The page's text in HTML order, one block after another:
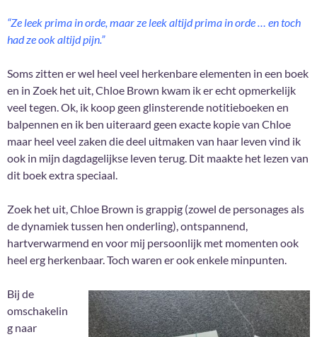
“Ze leek prima in orde, maar ze leek altijd prima in orde … en toch
had ze ook altijd pijn.”
Soms zitten er wel heel veel herkenbare elementen in een boek
en in Zoek het uit, Chloe Brown kwam ik er echt opmerkelijk
veel tegen. Ok, ik koop geen glinsterende notitieboeken en
balpennen en ik ben uiteraard geen exacte kopie van Chloe
maar heel veel zaken die deel uitmaken van haar leven vind ik
ook in mijn dagdagelijkse leven terug. Dit maakte het lezen van
dit boek extra speciaal.
Zoek het uit, Chloe Brown is grappig (zowel de personages als
de dynamiek tussen hen onderling), ontspannend,
hartverwarmend en voor mij persoonlijk met momenten ook
heel erg herkenbaar. Toch waren er ook enkele minpunten.
Bij de
omschakelin
g naar